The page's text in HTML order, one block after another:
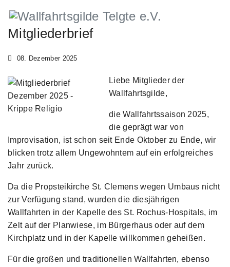
Mitgliederbrief
08. Dezember 2025
Liebe Mitglieder der
Wallfahrtsgilde,
die Wallfahrtssaison 2025,
die geprägt war von
Improvisation, ist schon seit Ende Oktober zu Ende, wir
blicken trotz allem Ungewohntem auf ein erfolgreiches
Jahr zurück.
Da die Propsteikirche St. Clemens wegen Umbaus nicht
zur Verfügung stand, wurden die diesjährigen
Wallfahrten in der Kapelle des St. Rochus-Hospitals, im
Zelt auf der Planwiese, im Bürgerhaus oder auf dem
Kirchplatz und in der Kapelle willkommen geheißen.
Für die großen und traditionellen Wallfahrten, ebenso